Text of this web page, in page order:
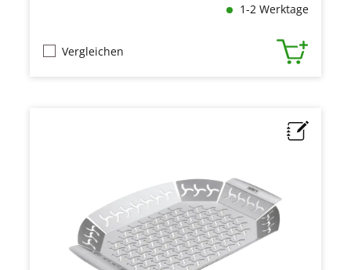
1-2 Werktage
Vergleichen